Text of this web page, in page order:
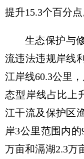
提升15.3个百分点
生态保护与
流违法违规岸线
江岸线60.3公里
态型岸线占比上
江干流及保护区
岸3公里范围内
万亩和滆湖2.3万